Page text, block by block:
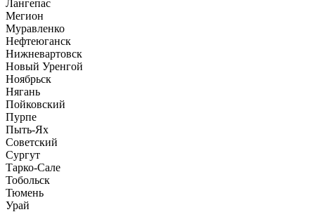
Лангепас
Мегион
Муравленко
Нефтеюганск
Нижневартовск
Новый Уренгой
Ноябрьск
Нягань
Пойковский
Пурпе
Пыть-Ях
Советский
Сургут
Тарко-Сале
Тобольск
Тюмень
Урай